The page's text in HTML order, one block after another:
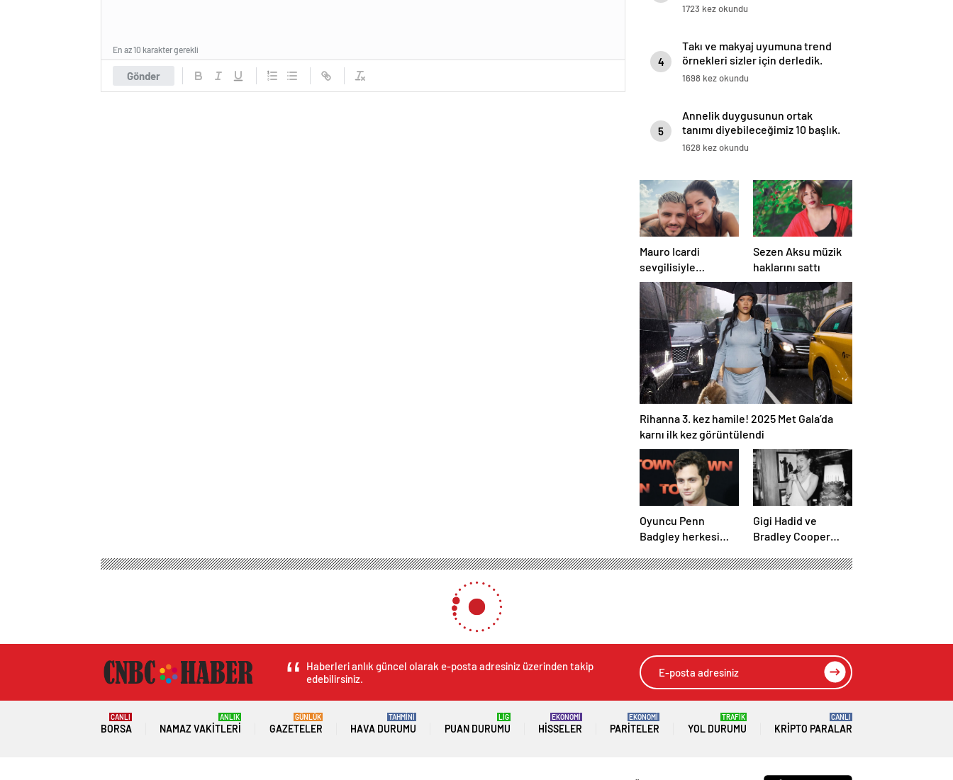
Gönder
En az 10 karakter gerekli
1723 kez okundu
4
Takı ve makyaj uyumuna trend
örnekleri sizler için derledik.
1698 kez okundu
5
Annelik duygusunun ortak
tanımı diyebileceğimiz 10 başlık.
1628 kez okundu
Mauro Icardi
sevgilisiyle
Miami’ye gitti!
Taraftar tepki
gösterdi
Sezen Aksu müzik
haklarını sattı
Rihanna 3. kez hamile! 2025 Met Gala’da
karnı ilk kez görüntülendi
Oyuncu Penn
Badgley herkesi
Başucumda Kur’an-
Gigi Hadid ve
Bradley Cooper
verdi! Aşıkların
Haberleri anlık güncel olarak e-posta adresiniz üzerinden takip
edebilirsiniz.
BORSA
CANLI
NAMAZ VAKITLERI
ANLIK
GAZETELER
GÜNLÜK
HAVA DURUMU
TAHMİNİ
PUAN DURUMU
LİG
HISSELER
EKONOMİ
PARITELER
EKONOMİ
YOL DURUMU
TRAFİK
KRIPTO PARALAR
CANLI